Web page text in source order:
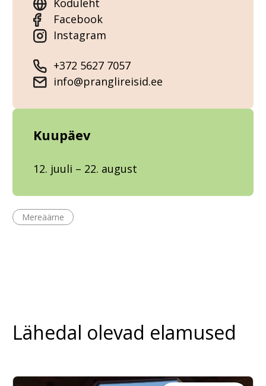
Koduleht
Facebook
Instagram
+372 5627 7057
info@pranglireisid.ee
Kuupäev
12. juuli – 22. august
Mereäärne
Lähedal olevad elamused